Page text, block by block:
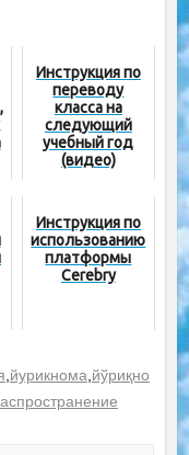
Инструкция по
переводу
класса на
следующий
учебный год
(видео)
Инструкция по
использованию
платформы
Cerebry
,йурикнома,йўриқно